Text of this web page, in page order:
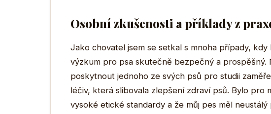
Osobní zkušenosti a příklady z
Jako chovatel jsem se setkal s mnoha případy,
výzkum pro psa skutečně bezpečný a prospěšný.
poskytnout jednoho ze svých psů pro studii
léčiv, která slibovala zlepšení zdraví psů. Bylo pro
vysoké etické standardy a že můj pes měl